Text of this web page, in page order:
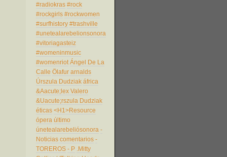
#radiokras #rock
#rockgirls #rockwomen
#surfhistory #trashville
#unetealarebelionsonora
#vitoriagasteiz
#womeninmusic
#womenriot Ángel De La
Calle Ölafur arnalds
Úrszula Dudziak áfrica
&Aacute;lex Valero
&Uacute;rszula Dudziak
éticas <H1>Resource
ópera último
únetealarebeliósonora -
Noticias comentarios -
TOREROS - P .Mitty